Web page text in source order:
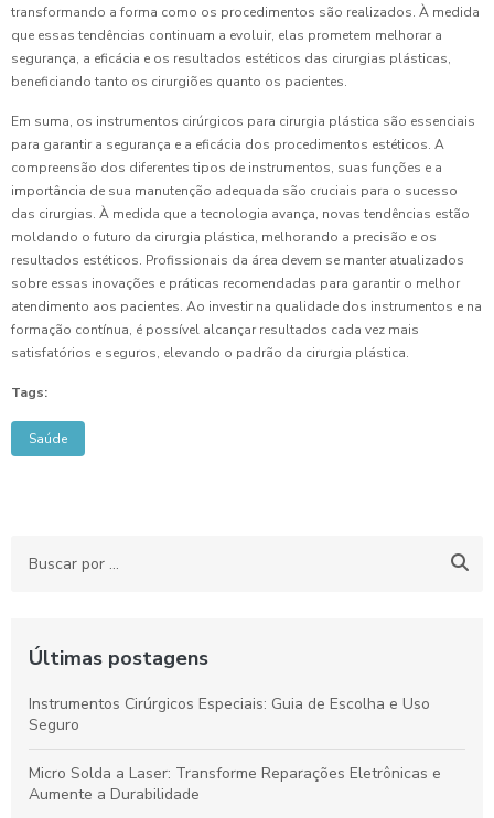
transformando a forma como os procedimentos são realizados. À medida
que essas tendências continuam a evoluir, elas prometem melhorar a
segurança, a eficácia e os resultados estéticos das cirurgias plásticas,
beneficiando tanto os cirurgiões quanto os pacientes.
Em suma, os instrumentos cirúrgicos para cirurgia plástica são essenciais
para garantir a segurança e a eficácia dos procedimentos estéticos. A
compreensão dos diferentes tipos de instrumentos, suas funções e a
importância de sua manutenção adequada são cruciais para o sucesso
das cirurgias. À medida que a tecnologia avança, novas tendências estão
moldando o futuro da cirurgia plástica, melhorando a precisão e os
resultados estéticos. Profissionais da área devem se manter atualizados
sobre essas inovações e práticas recomendadas para garantir o melhor
atendimento aos pacientes. Ao investir na qualidade dos instrumentos e na
formação contínua, é possível alcançar resultados cada vez mais
satisfatórios e seguros, elevando o padrão da cirurgia plástica.
Tags:
Saúde
Últimas postagens
Instrumentos Cirúrgicos Especiais: Guia de Escolha e Uso
Seguro
Micro Solda a Laser: Transforme Reparações Eletrônicas e
Aumente a Durabilidade